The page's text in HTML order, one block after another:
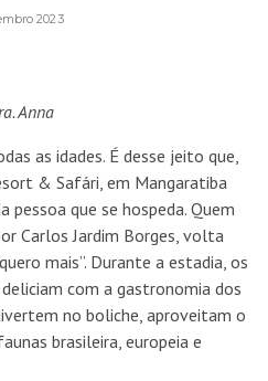
2023
Anna
as idades. É desse jeito que,
& Safári, em Mangaratiba
pessoa que se hospeda. Quem
Carlos Jardim Borges, volta
mais”. Durante a estadia, os
com a gastronomia dos
no boliche, aproveitam o
brasileira, europeia e